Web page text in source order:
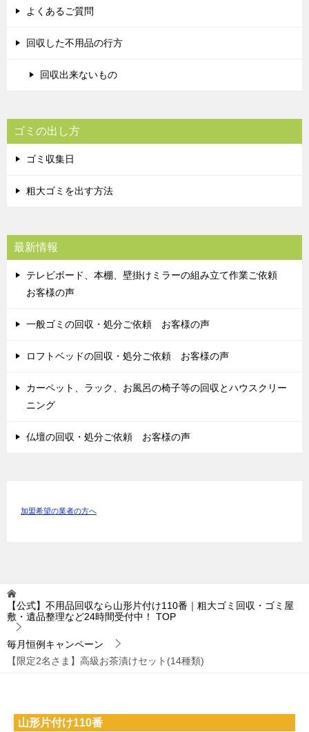
よくあるご質問
回収した不用品の行方
回収出来ないもの
ゴミの出し方
ゴミ収集日
粗大ゴミを出す方法
最新情報
テレビボード、本棚、壁掛けミラーの組み立て作業ご依頼
お客様の声
一般ゴミの回収・処分ご依頼 お客様の声
ロフトベッドの回収・処分ご依頼 お客様の声
カーペット、ラック、お風呂の椅子等の回収とハウスクリー
ニング
仏壇の回収・処分ご依頼 お客様の声
加盟希望の業者の方へ
【公式】不用品回収なら山形片付け110番｜粗大ゴミ回収・ゴミ屋
敷・遺品整理など24時間受付中！
TOP
毎月恒例キャンペーン
【限定2名さま】高級お茶漬けセット(14種類)
山形片付け110番